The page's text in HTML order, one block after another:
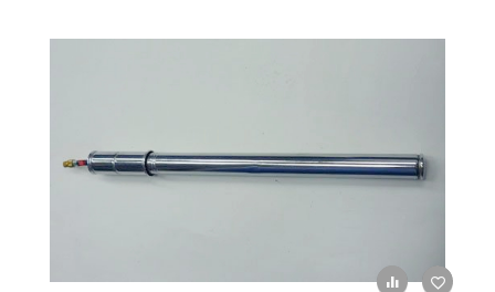
+ К